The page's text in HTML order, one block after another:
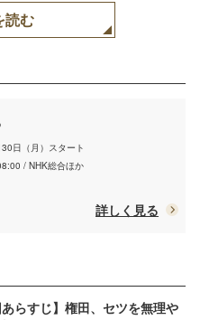
読む
日（月）スタート
/ NHK総合ほか
詳しく見る
あらすじ】権田、セツを無理や